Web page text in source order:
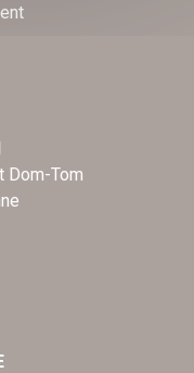
Dom-Tom